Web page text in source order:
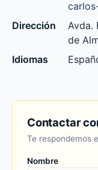
Dirección
Avda.
de
Idiomas
Contactar
Te respondemos
Nombre